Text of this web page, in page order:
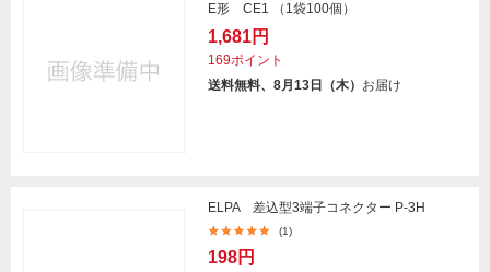
E形 CE1 （1袋100個）
1,681円
169ポイント
送料無料、8月13日（木） お届け
ELPA 差込型3端子コネクター P-3H
(1)
198円